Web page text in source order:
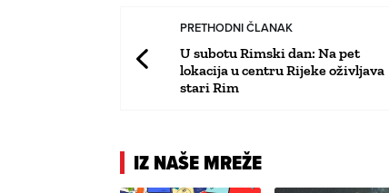
PRETHODNI ČLANAK
U subotu Rimski dan: Na pet
lokacija u centru Rijeke oživljava
stari Rim
IZ NAŠE MREŽE